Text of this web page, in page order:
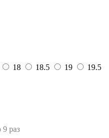
18 18.5 19
19.5
раз